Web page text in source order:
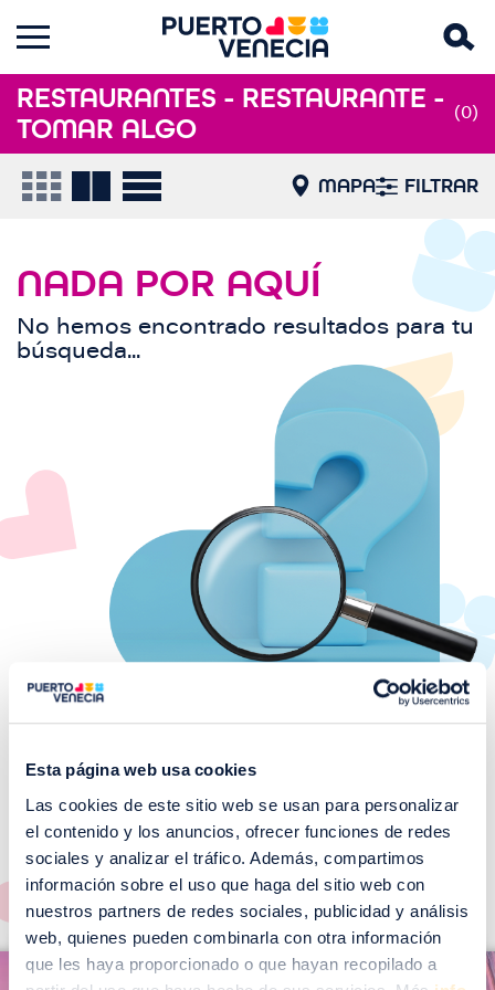
Esta página web usa cookies
Las cookies de este sitio web se usan para personalizar
el contenido y los anuncios, ofrecer funciones de redes
sociales y analizar el tráfico. Además, compartimos
información sobre el uso que haga del sitio web con
nuestros partners de redes sociales, publicidad y análisis
web, quienes pueden combinarla con otra información
que les haya proporcionado o que hayan recopilado a
RESTAURANTES - RESTAURANTE -
TOMAR ALGO
(0)
MAPA FILTRAR
NADA POR AQUÍ
No hemos encontrado resultados para tu
búsqueda...
¡No te pierdas nuestros
EVENTOS!
Ver todos >
m